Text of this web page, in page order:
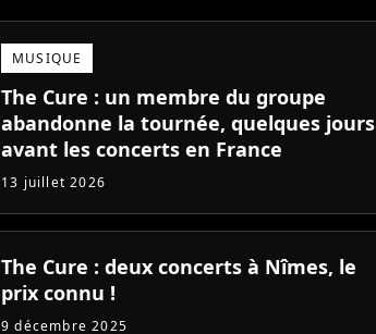
MUSIQUE
The Cure : un membre du groupe
abandonne la tournée, quelques jours
avant les concerts en France
13 juillet 2026
The Cure : deux concerts à Nîmes, le
prix connu !
9 décembre 2025